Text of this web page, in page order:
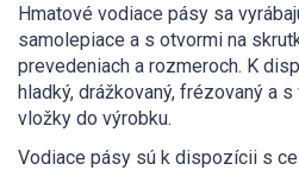
Hmatové vodiace pásy sa
samolepiace a s otvormi na
prevedeniach a rozmeroch. K
hladký, drážkovaný, frézovaný a
vložky do výrobku.
Vodiace pásy sú k dispozícii s